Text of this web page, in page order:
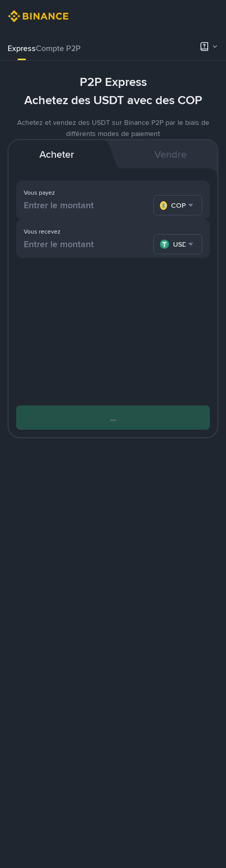
ExpressCompte P2P
P2P Express
Achetez des USDT avec des COP
Achetez et vendez des USDT sur Binance P2P par le biais de
différents modes de paiement
Acheter Vendre
Vous payez
COP
Vous recevez
USDT